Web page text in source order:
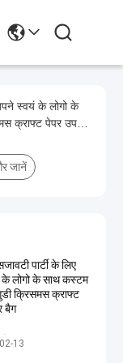
स्वयं के लोगो के
क्राफ्ट पेपर उपहार
जानें
पार्टी के लिए
लोगो के साथ कस्टम
क्रिसमस क्राफ्ट
बैग
भाग
13